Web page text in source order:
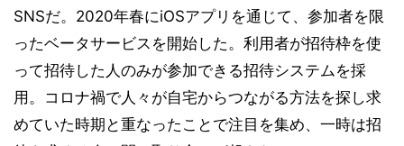
SNSだ。2020年春にiOSアプリを通じて、参加者を限
ったベータサービスを開始した。利用者が招待枠を使
って招待した人のみが参加できる招待システムを採
用。コロナ禍で人々が自宅からつながる方法を探し求
めていた時期と重なったことで注目を集め、一時は招